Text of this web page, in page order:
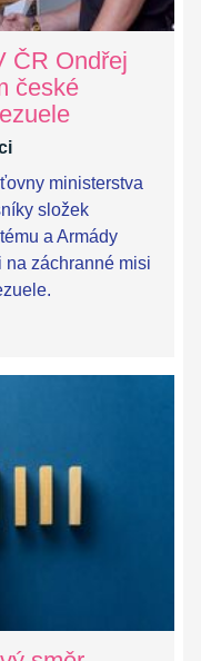
ČR Ondřej
české
ministerstva
složek
a Armády
záchranné misi